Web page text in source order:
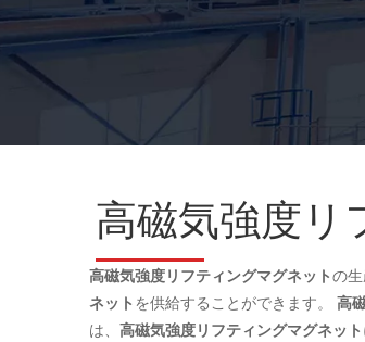
高磁気強度リ
高磁気強度リフティングマグネットの生
ネット を供給することができます。 高
は、 高磁気強度リフティングマグネット